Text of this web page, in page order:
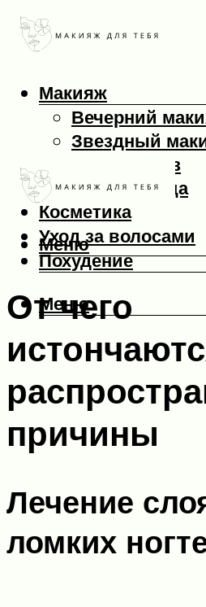
Макияж
Вечерний
Звездный
Макияж глаз
Макияж лица
Косметика
Уход за волосами
Похудение
Меню
Меню
От чего
причины
Лечение
ломких